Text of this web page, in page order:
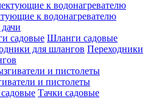
к водонагревателю
Шланги садовые
Переходники
и пистолеты
Тачки садовые